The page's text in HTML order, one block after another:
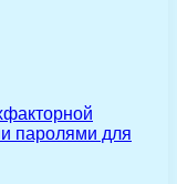
паролями для